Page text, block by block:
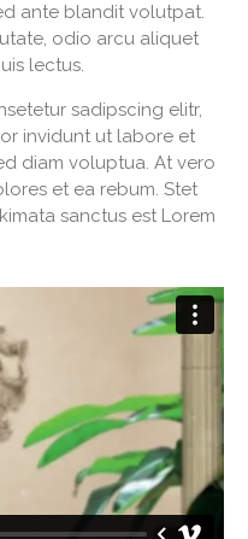
ante blandit volutpat.
odio arcu aliquet
lectus.
sadipscing elitr,
invidunt ut labore et
diam voluptua. At vero
et ea rebum. Stet
sanctus est Lorem